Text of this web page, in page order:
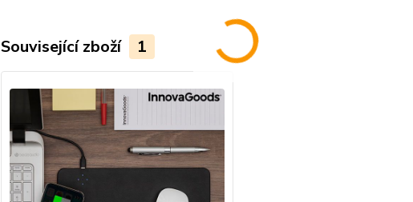
Související zboží 1